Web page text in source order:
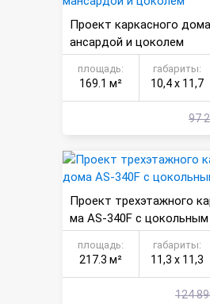
Проект каркасного
ансардой и цоколем
площадь:
169.1 м²
габариты:
10,4 х 11,7
97
Проект трехэтажного
ма AS-340F с
площадь:
217.3 м²
габариты:
11,3 х 11,3
124